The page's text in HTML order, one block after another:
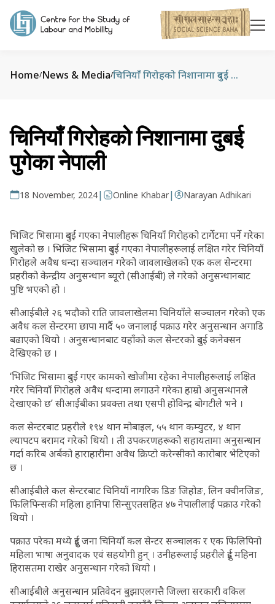
Home/News & Media/ चिनियाँ गिरोहको निशानामा दुबई पुगेका नेपाली
चिनियाँ गिरोहको निशानामा दुबई
पुगेका नेपाली
18 November, 2024| Online Khabar| Narayan Adhikari
भिजिट भिसामा दुबई गएका नेपालीहरू चिनियाँ गिरोहको टार्गेटमा पर्ने गरेका
खुलेको छ । भिजिट भिसामा दुबई गएका नेपालीहरूलाई लक्षित गरेर चिनियाँ
गिरोहले अवैध धन्दा सञ्चालन गरेको जावलाखेलको एक कल सेन्टरमा
प्रहरीको केन्द्रीय अनुसन्धान ब्यूरो (सीआईबी) ले गरेको अनुसन्धानबाट
पुष्टि भएको हो ।
सीआईबीले २६ भदौको राति जावलाखेलमा चिनियाँले सञ्चालन गरेको एक
अवैध कल सेन्टरमा छापा मार्दै ५० जनालाई पक्राउ गरेर अनुसन्धान अगाडि
बढाएको थियो । अनुसन्धानबाट यहाँको कल सेन्टरको दुबई कनेक्सन
देखिएको छ ।
‘भिजिट भिसामा दुबई गएर कामको खोजीमा रहेका नेपालीहरूलाई लक्षित
गरेर चिनियाँ गिरोहले अवैध धन्दामा लगाउने गरेका हाम्रो अनुसन्धानले
देखाएको छ’ सीआईबीका प्रवक्ता तथा एसपी होविन्द्र बोगटीले भने ।
कल सेन्टरबाट प्रहरीले १९४ थान मोबाइल, ५५ थान कम्युटर, ४ थान
ल्यापटप बरामद गरेको थियो । ती उपकरणहरूको सहायतामा अनुसन्धान
गर्दा करिब अर्बको हाराहारीमा अवैध क्रिप्टो करेन्सीको कारोबार भेटिएको
छ ।
सीआईबीले कल सेन्टरबाट चिनियाँ नागरिक डिङ जिहोङ, लिन क्वीनजिङ,
फिलिपिन्सकी महिला हानिपा सिन्सुएतसहित ४७ नेपालीलाई पक्राउ गरेको
थियो ।
पक्राउ परेका मध्ये दुई जना चिनियाँ कल सेन्टर सञ्चालक र एक फिलिपिनो
महिला भाषा अनुवादक एवं सहयोगी हुन् । उनीहरूलाई प्रहरीले दुई महिना
हिरासतमा राखेर अनुसन्धान गरेको थियो ।
सीआईबीले अनुसन्धान प्रतिवेदन बुझाएलगत्तै जिल्ला सरकारी वकिल